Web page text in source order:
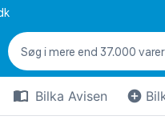
Bilka Avisen